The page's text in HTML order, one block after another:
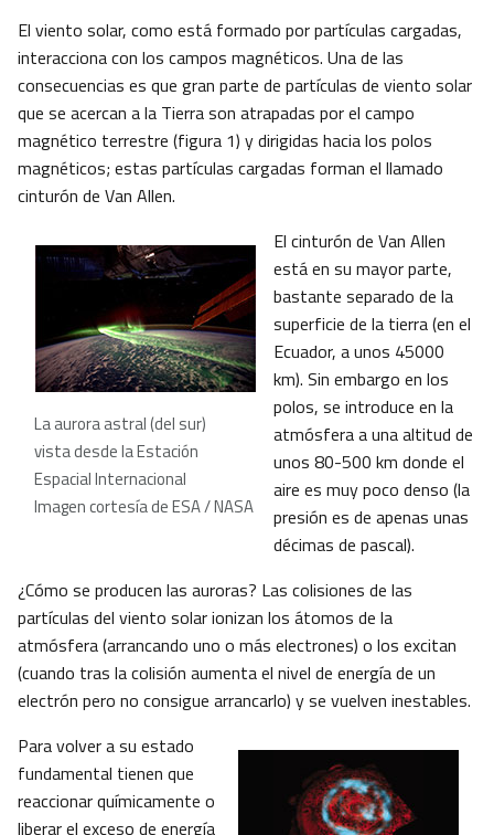
El viento solar, como está formado por partículas cargadas,
interacciona con los campos magnéticos. Una de las
consecuencias es que gran parte de partículas de viento solar
que se acercan a la Tierra son atrapadas por el campo
magnético terrestre (figura 1) y dirigidas hacia los polos
magnéticos; estas partículas cargadas forman el llamado
cinturón de Van Allen.
La aurora astral (del sur)
vista desde la Estación
Espacial Internacional
Imagen cortesía de ESA / NASA
El cinturón de Van Allen
está en su mayor parte,
bastante separado de la
superficie de la tierra (en el
Ecuador, a unos 45000
km). Sin embargo en los
polos, se introduce en la
atmósfera a una altitud de
unos 80-500 km donde el
aire es muy poco denso (la
presión es de apenas unas
décimas de pascal).
¿Cómo se producen las auroras? Las colisiones de las
partículas del viento solar ionizan los átomos de la
atmósfera (arrancando uno o más electrones) o los excitan
(cuando tras la colisión aumenta el nivel de energía de un
electrón pero no consigue arrancarlo) y se vuelven inestables.
Para volver a su estado
fundamental tienen que
reaccionar químicamente o
liberar el exceso de energía